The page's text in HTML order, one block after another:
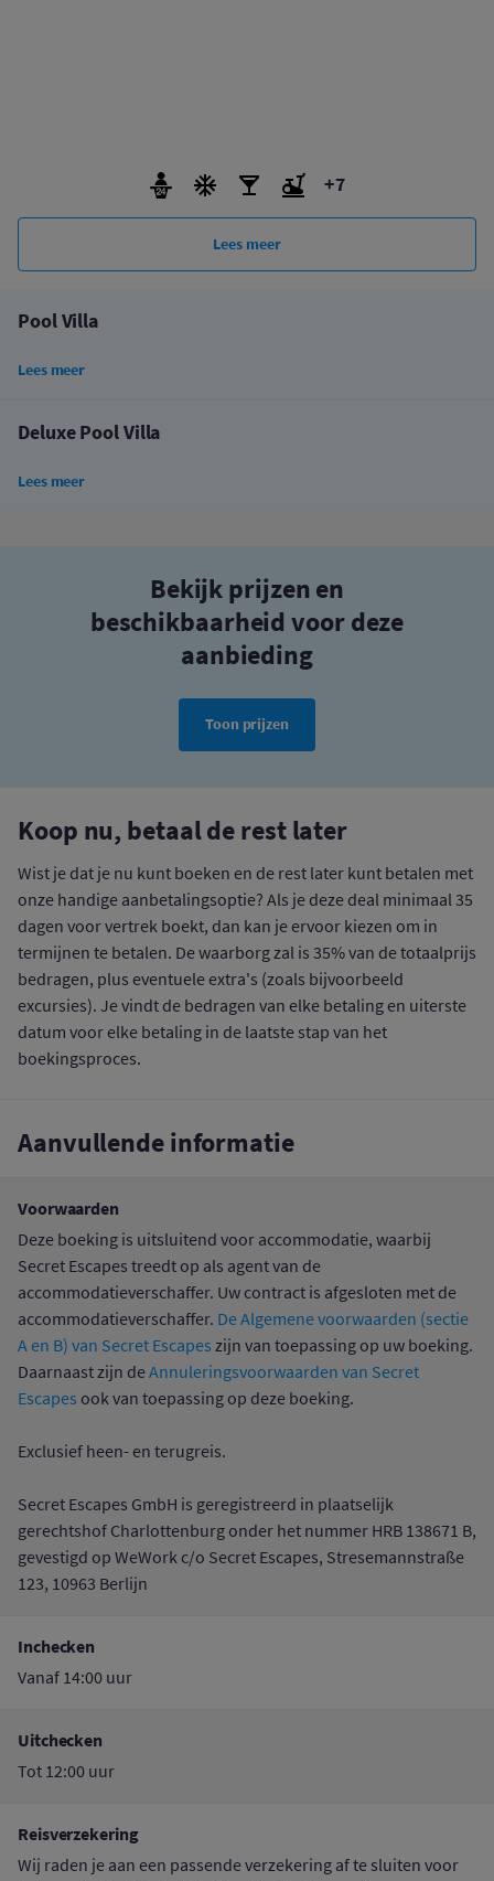
+7
Lees meer
Pool Villa
Lees meer
Deluxe Pool Villa
Lees meer
Bekijk prijzen en
beschikbaarheid voor deze
aanbieding
Toon prijzen
Koop nu, betaal de rest later
Wist je dat je nu kunt boeken en de rest later kunt betalen met
onze handige aanbetalingsoptie? Als je deze deal minimaal 35
dagen voor vertrek boekt, dan kan je ervoor kiezen om in
termijnen te betalen. De waarborg zal is 35% van de totaalprijs
bedragen, plus eventuele extra's (zoals bijvoorbeeld
excursies). Je vindt de bedragen van elke betaling en uiterste
datum voor elke betaling in de laatste stap van het
boekingsproces.
Aanvullende informatie
Voorwaarden
Deze boeking is uitsluitend voor accommodatie, waarbij
Secret Escapes treedt op als agent van de
accommodatieverschaffer. Uw contract is afgesloten met de
accommodatieverschaffer. De Algemene voorwaarden (sectie
A en B) van Secret Escapes zijn van toepassing op uw boeking.
Daarnaast zijn deAnnuleringsvoorwaarden van Secret
Escapes ook van toepassing op deze boeking.
Exclusief heen- en terugreis.
Secret Escapes GmbH is geregistreerd in plaatselijk
gerechtshof Charlottenburg onder het nummer HRB 138671 B,
gevestigd op WeWork c/o Secret Escapes, Stresemannstraße
123, 10963 Berlijn
Inchecken
Vanaf 14:00 uur
Uitchecken
Tot 12:00 uur
Reisverzekering
Wij raden je aan een passende verzekering af te sluiten voor